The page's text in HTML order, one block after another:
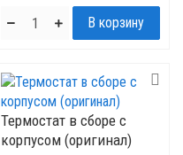
Термостат в сборе с
корпусом (оригинал)